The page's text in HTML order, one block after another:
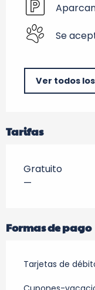
Se
Ver todos los
Tarifas
Gratuito
—
Formas de pago
Tarjetas de